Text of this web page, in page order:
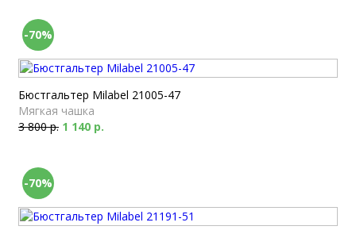
-70%
Бюстгальтер Milabel 21005-47
Мягкая чашка
3 800 р. 1 140 р.
-70%